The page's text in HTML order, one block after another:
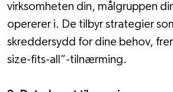
virksomheten din, målgruppen
opererer i. De tilbyr strategier
skreddersydd for dine behov,
size-fits-all”-tilnærming.